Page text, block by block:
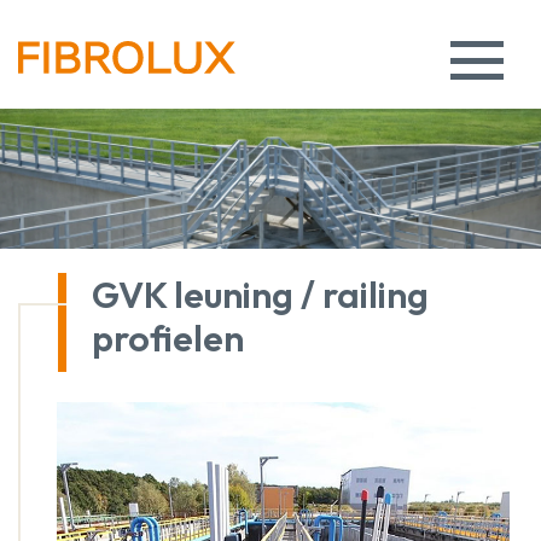
GVK leuning / railing
profielen